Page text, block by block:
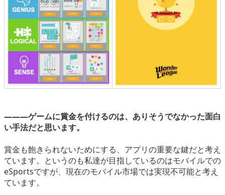
―――ゲームに賞金を付けるのは、ありそうでなかった面白
い手法だと思います。
賞金も飽きられないためにする、アプリの重要な鍵だと考え
ています。というのも私達が目指しているのはモバイルでの
eSportsですが、現在のモバイル市場では実現不可能と考え
ています。